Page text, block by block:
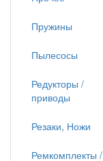
Пружины
Пылесосы
Редукторы /
приводы
Резаки, Ножи
Ремкомплекты /